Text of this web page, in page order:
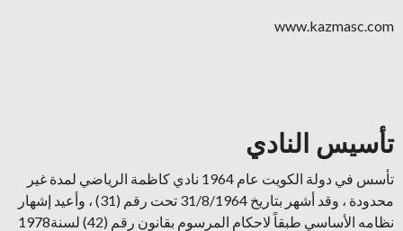
www.kazmasc.com
تأسيس النادي
تأسس في دولة الكويت عام 1964 نادي كاظمة الرياضي لمدة غير
محدودة ، وقد أشهر بتاريخ 31/8/1964 تحت رقم (31) ، وأعيد إشهار
نظامه الأساسي طبقاً لاحكام المرسوم بقانون رقم (42) لسنة1978